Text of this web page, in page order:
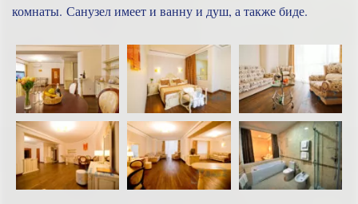
комнаты. Санузел имеет и ванну и душ, а также биде.